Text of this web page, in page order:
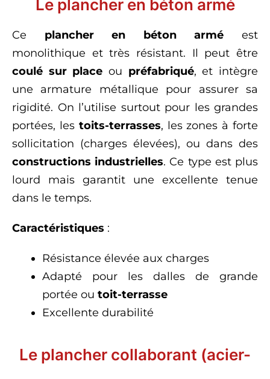
Le plancher en béton armé
Ce plancher en béton armé est
monolithique et très résistant. Il peut être
coulé sur place ou préfabriqué, et intègre
une armature métallique pour assurer sa
rigidité. On l’utilise surtout pour les grandes
portées, les toits-terrasses, les zones à forte
sollicitation (charges élevées), ou dans des
constructions industrielles. Ce type est plus
lourd mais garantit une excellente tenue
dans le temps.
Caractéristiques :
Résistance élevée aux charges
Adapté pour les dalles de grande
portée ou toit-terrasse
Excellente durabilité
Le plancher collaborant (acier-